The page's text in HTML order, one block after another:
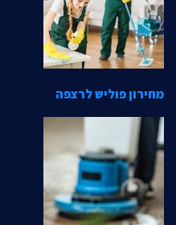
מחירון פוליש לרצפה